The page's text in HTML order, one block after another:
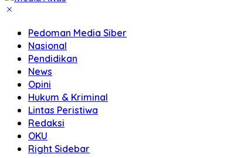
Pedoman Media Siber
Nasional
Pendidikan
News
Opini
Hukum & Kriminal
Lintas Peristiwa
Redaksi
OKU
Right Sidebar